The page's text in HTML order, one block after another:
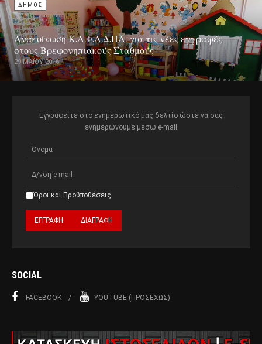
ΔΗΜΟΣ
Ανακοίνωση Κ.Α.Φ.Α.Δ.ΗΛ. για τις νέες εγγραφές
στους Βρεφονηπιακούς Σταθμούς
29 ΜΑΪ́ΟΥ 2016
Εγγραφείτε στο ενημερωτικό μας δελτίο ώστε να σας
ενημερώνουμε μέσω e-mail
Όροι και Προϋποθέσεις
SOCIAL
FACEBOOK YOUTUBE (ΠΡΟΣΕΧΏΣ)